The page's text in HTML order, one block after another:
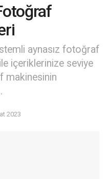
aynasız fotoğraf
içeriklerinize seviye
makinesinin
2023